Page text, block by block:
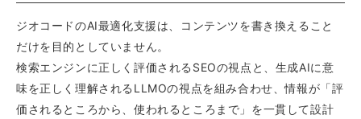
ジオコードのAI最適化支援は、コンテンツを書き換えること
だけを目的としていません。
検索エンジンに正しく評価されるSEOの視点と、生成AIに意
味を正しく理解されるLLMOの視点を組み合わせ、情報が「評
価されるところから、使われるところまで」を一貫して設計